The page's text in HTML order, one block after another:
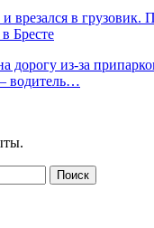
врезался в грузовик.
Бресте
дорогу из-за
водитель…